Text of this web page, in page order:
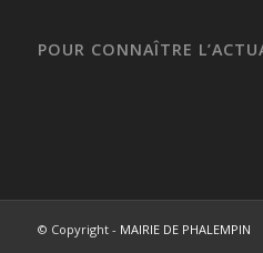
POUR CONNAÎTRE
© Copyright - MAIRIE DE PHALEMPIN